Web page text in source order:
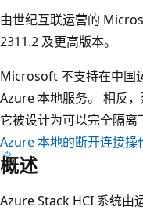
由世纪互联运营的
2311.2 及更高版本。
Microsoft 不支持在中国
Azure 本地服务。 相反
它被设计为可以完全隔
Azure 本地的断开连接操
概述
Azure Stack HCI 系统由